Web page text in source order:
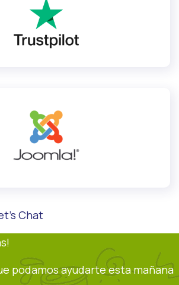
Chat
podamos ayudarte esta mañana